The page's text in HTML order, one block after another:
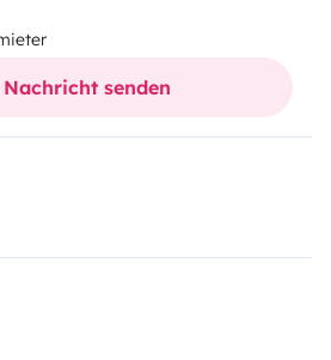
Nachricht senden